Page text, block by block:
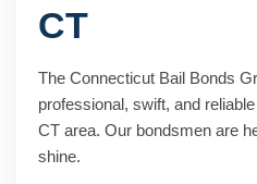
CT
The Connecticut Bail Bonds
professional, swift, and
CT area. Our bondsmen are
shine.